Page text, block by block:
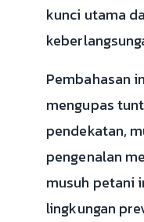
kunci utama
Pembahasan
mengupas
pendekatan,
pengenalan
musuh petani
lingkungan